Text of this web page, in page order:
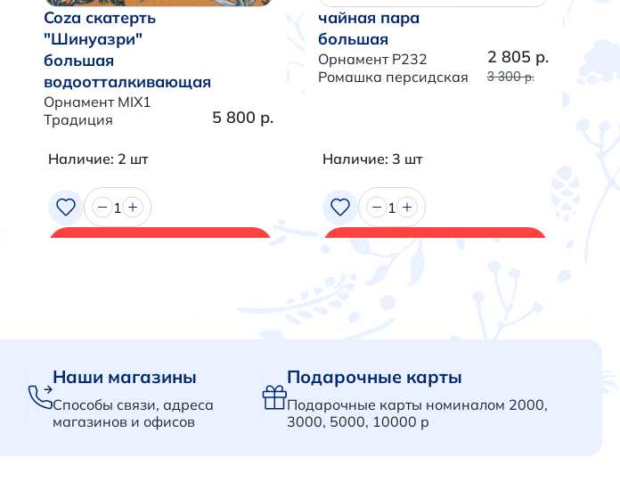
Coza скатерть
"Шинуазри"
большая
водоотталкивающая
Орнамент MIX1
Традиция
5 800 р.
Наличие: 2 шт
1
чайная пара
большая
Орнамент P232
Ромашка персидская
2 805 р.
3 300 р.
Наличие: 3 шт
1
Наши магазины
Способы связи, адреса
магазинов и офисов
Подарочные карты
Подарочные карты номиналом 2000,
3000, 5000, 10000 р